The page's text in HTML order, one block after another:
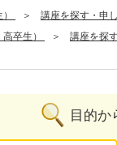
講座を探す・申
卒生） 講座を探
目的か